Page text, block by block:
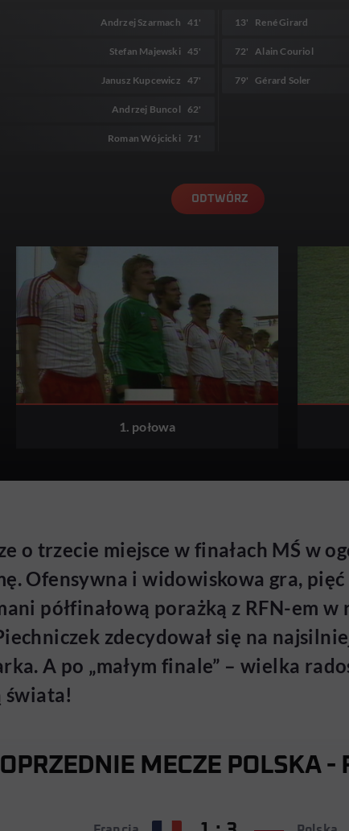
Andrzej Szarmach 41'
Stefan Majewski 45'
Janusz Kupcewicz 47'
Andrzej Buncol 62'
Roman Wójcicki 71'
René Girard
13'
Alain Couriol
72'
Gérard Soler
79'
ODTWÓRZ
1. połowa
o trzecie miejsce w finałach MŚ w
Ofensywna i widowiskowa gra,
półfinałową porażką z RFN-em
zdecydował się na
A po „małym finale” – wielka
świata!
MECZE POLSKA -